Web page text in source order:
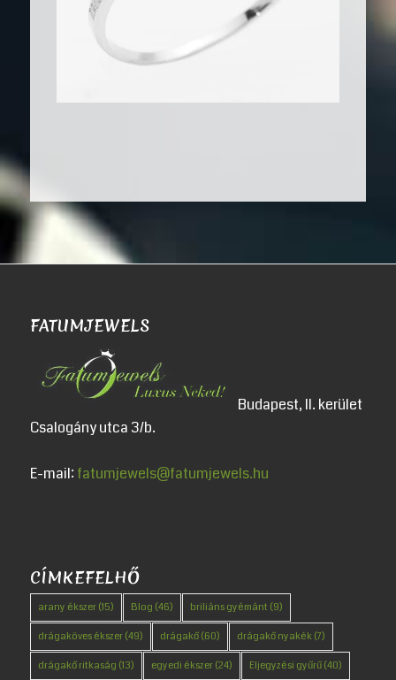
FATUMJEWELS
Budapest, II. kerület
Csalogány utca 3/b.
E-mail: fatumjewels@fatumjewels.hu
CÍMKEFELHŐ
arany ékszer(15) Blog (46) briliáns gyémánt (9)
drágaköves ékszer(49) drágakő(60) drágakő nyakék(7)
drágakő ritkaság (13) egyedi ékszer(24) Eljegyzési gyűrű(40)